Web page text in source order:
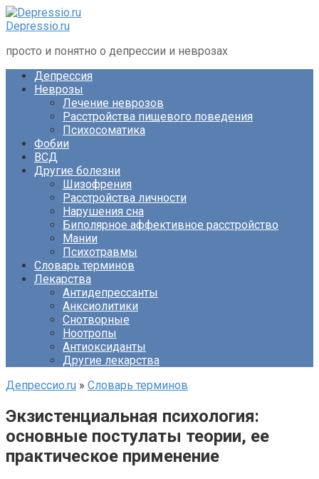
Перейти
к
Depressio.ru
просто и понятно о депрессии и неврозах
Депрессия
Неврозы
Лечение неврозов
Расстройства пищевого поведения
Психосоматика
Фобии
ВСД
Другие болезни
Шизофрения
Расстройства личности
Нарушения сна
Биполярное аффективное расстройство
Мании
Психотравмы
Словарь терминов
Лекарства
Антидепрессанты
Анксиолитики
Снотворные
Ноотропы
Антиоксиданты
Другие лекарства
Депрессио.ru » Словарь терминов
Экзистенциальная психология:
основные постулаты теории, ее
практическое применение